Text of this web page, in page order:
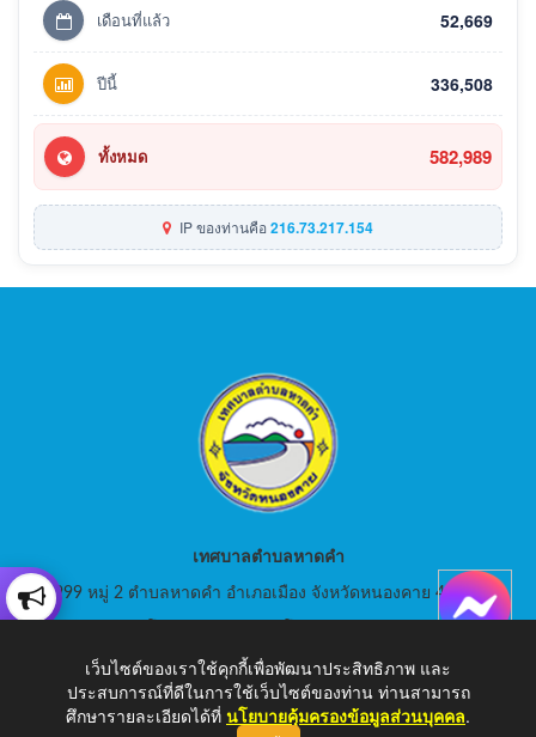
เดือนที่แล้ว 52,669
ปีนี้ 336,508
ทั้งหมด 582,989
IP ของท่านคือ216.73.217.154
เทศบาลตำบลหาดคำ
999 หมู่ 2 ตำบลหาดคำ อำเภอเมือง จังหวัดหนองคาย 43000
E-Mail: saraban_05430105@dla.go.th
เว็บไซต์ของเราใช้คุกกี้เพื่อพัฒนาประสิทธิภาพ และ
ประสบการณ์ที่ดีในการใช้เว็บไซต์ของท่าน ท่านสามารถ
ศึกษารายละเอียดได้ที่ นโยบายคุ้มครองข้อมูลส่วนบุคคล.